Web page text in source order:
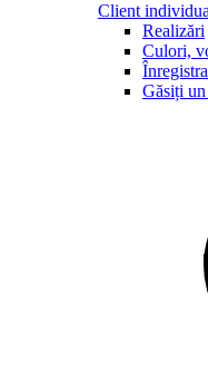
Client
Realizări
Culori,
Găsiți